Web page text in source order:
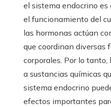
el sistema endocrino es
el funcionamiento del
las hormonas actúan
que coordinan diversas
corporales. Por lo tanto,
a sustancias químicas
sistema endocrino
efectos importantes